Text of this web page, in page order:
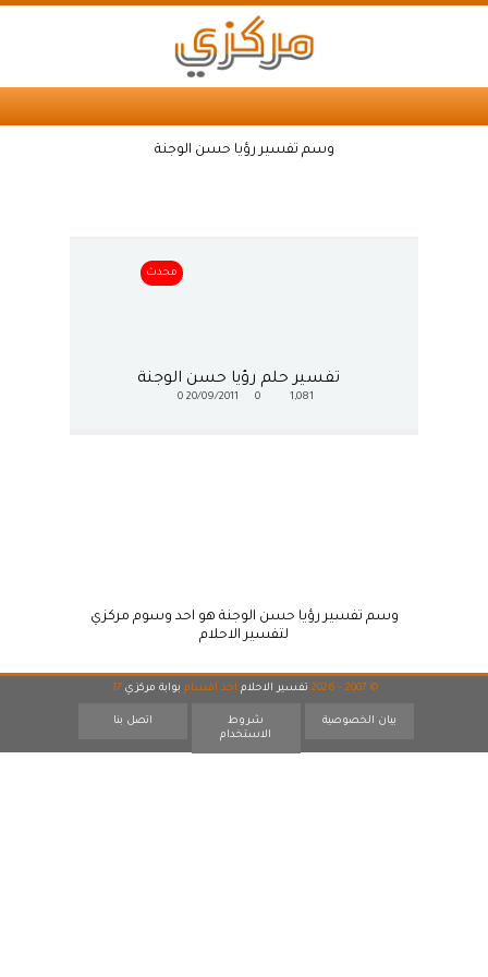
وسم تفسير رؤيا حسن الوجنة
محدث
تفسير حلم رؤيا حسن الوجنة
1,081
0
20/09/2011
0
وسم تفسير رؤيا حسن الوجنة هو احد وسوم مركزي
لتفسير الاحلام
© 2007 - 2026 تفسير الاحلام احد اقسام بوابة مركزي 17
بيان الخصوصية
شروط
الاستخدام
اتصل بنا